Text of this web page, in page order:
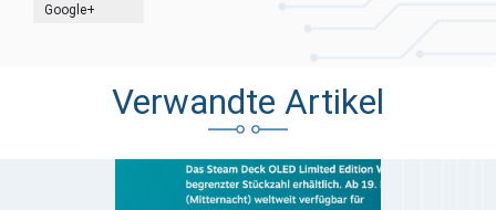
Google+
Verwandte Artikel